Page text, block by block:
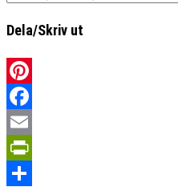
Dela/Skriv ut
Pinterest
Facebook
Email
PrintFriendly